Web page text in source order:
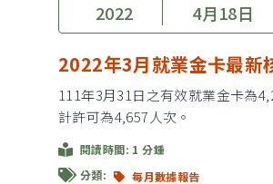
2022 4月18日
2022年3月就業金卡最新
111年3月31日之有效就業金卡為
計許可為4,657人次。
閱讀時間: 1 分鍾
分類:
每月數據報告